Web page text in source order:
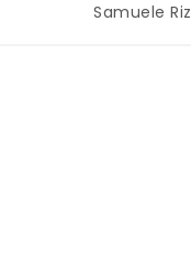
Samuele Rizzuto: